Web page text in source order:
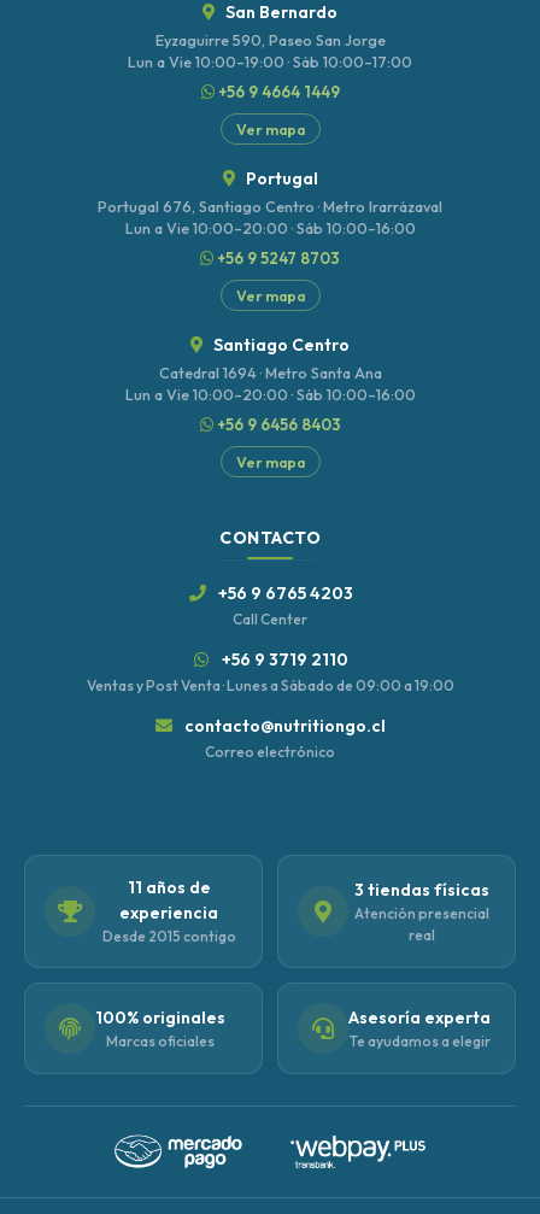
San Bernardo
Eyzaguirre 590, Paseo San Jorge
Lun a Vie 10:00–19:00 · Sáb 10:00–17:00
+56 9 4664 1449
Ver mapa
Portugal
Portugal 676, Santiago Centro · Metro Irarrázaval
Lun a Vie 10:00–20:00 · Sáb 10:00–16:00
+56 9 5247 8703
Ver mapa
Santiago Centro
Catedral 1694 · Metro Santa Ana
Lun a Vie 10:00–20:00 · Sáb 10:00–16:00
+56 9 6456 8403
Ver mapa
CONTACTO
+56 9 6765 4203
Call Center
+56 9 3719 2110
Ventas y Post Venta · Lunes a Sábado de 09:00 a 19:00
contacto@nutritiongo.cl
Correo electrónico
11 años de
experiencia
Desde 2015 contigo
3 tiendas físicas
Atención presencial
real
100% originales
Marcas oficiales
Asesoría experta
Te ayudamos a elegir